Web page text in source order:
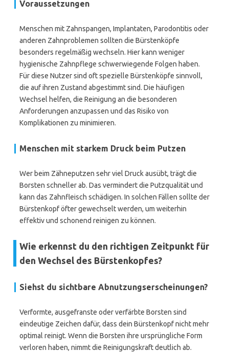
Voraussetzungen
Menschen mit Zahnspangen, Implantaten, Parodontitis oder
anderen Zahnproblemen sollten die Bürstenköpfe
besonders regelmäßig wechseln. Hier kann weniger
hygienische Zahnpflege schwerwiegende Folgen haben.
Für diese Nutzer sind oft spezielle Bürstenköpfe sinnvoll,
die auf ihren Zustand abgestimmt sind. Die häufigen
Wechsel helfen, die Reinigung an die besonderen
Anforderungen anzupassen und das Risiko von
Komplikationen zu minimieren.
Menschen mit starkem Druck beim Putzen
Wer beim Zähneputzen sehr viel Druck ausübt, trägt die
Borsten schneller ab. Das vermindert die Putzqualität und
kann das Zahnfleisch schädigen. In solchen Fällen sollte der
Bürstenkopf öfter gewechselt werden, um weiterhin
effektiv und schonend reinigen zu können.
Wie erkennst du den richtigen Zeitpunkt für
den Wechsel des Bürstenkopfes?
Siehst du sichtbare Abnutzungserscheinungen?
Verformte, ausgefranste oder verfärbte Borsten sind
eindeutige Zeichen dafür, dass dein Bürstenkopf nicht mehr
optimal reinigt. Wenn die Borsten ihre ursprüngliche Form
verloren haben, nimmt die Reinigungskraft deutlich ab.